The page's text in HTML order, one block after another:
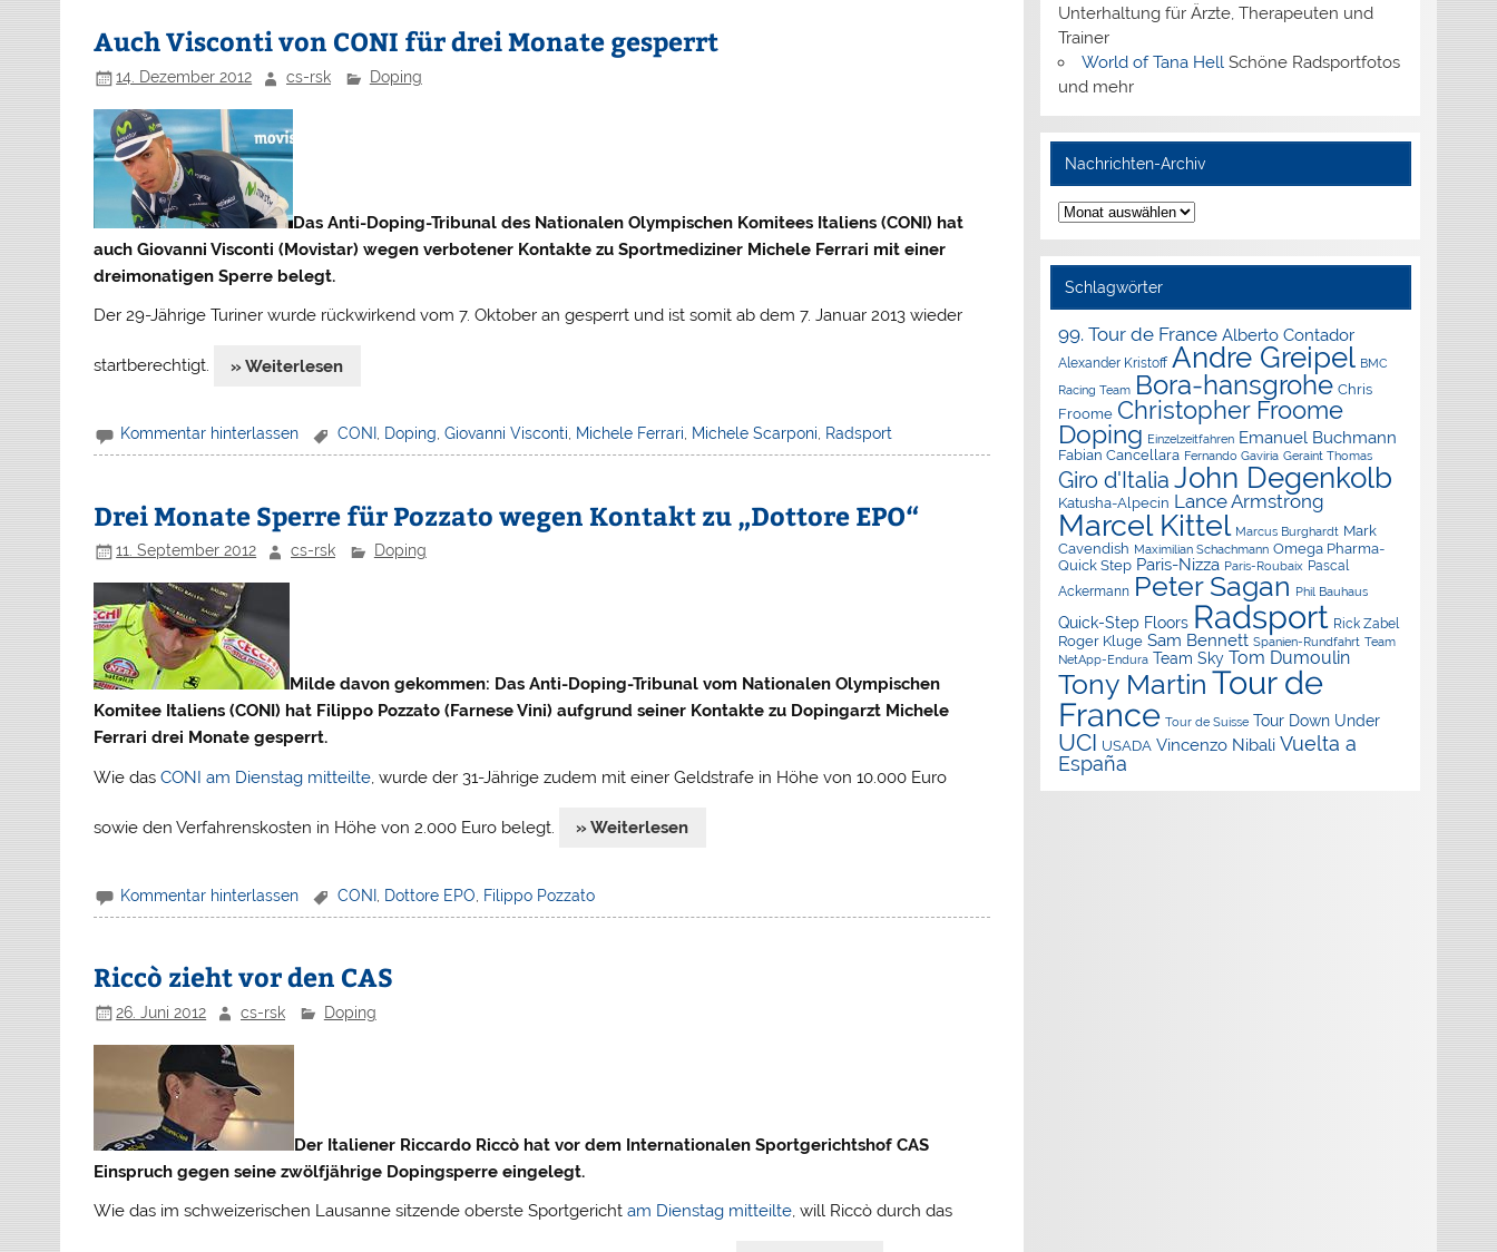
Auch Visconti von CONI für drei Monate gesperrt
14. Dezember 2012 cs-rsk Doping
Das Anti-Doping-Tribunal des Nationalen Olympischen Komitees Italiens (CONI) hat
auch Giovanni Visconti (Movistar) wegen verbotener Kontakte zu Sportmediziner Michele Ferrari mit einer
dreimonatigen Sperre belegt.
Der 29-Jährige Turiner wurde rückwirkend vom 7. Oktober an gesperrt und ist somit ab dem 7. Januar 2013 wieder
startberechtigt. » Weiterlesen
Kommentar hinterlassen CONI , Doping, Giovanni Visconti, Michele Ferrari, Michele Scarponi, Radsport
Drei Monate Sperre für Pozzato wegen Kontakt zu „Dottore EPO“
11. September 2012 cs-rsk Doping
Milde davon gekommen: Das Anti-Doping-Tribunal vom Nationalen Olympischen
Komitee Italiens (CONI) hat Filippo Pozzato (Farnese Vini) aufgrund seiner Kontakte zu Dopingarzt Michele
Ferrari drei Monate gesperrt.
Wie dasCONI am Dienstag mitteilte, wurde der 31-Jährige zudem mit einer Geldstrafe in Höhe von 10.000 Euro
sowie den Verfahrenskosten in Höhe von 2.000 Euro belegt. » Weiterlesen
Kommentar hinterlassen CONI Dottore EPO Filippo Pozzato
Riccò zieht vor den CAS
26. Juni 2012 cs-rsk Doping
Der Italiener Riccardo Riccò hat vor dem Internationalen Sportgerichtshof CAS
Einspruch gegen seine zwölfjährige Dopingsperre eingelegt.
Wie das im schweizerischen Lausanne sitzende oberste Sportgerichtam Dienstag mitteilte, will Riccò durch das
Unterhaltung für Ärzte, Therapeuten und
Trainer
World of Tana Hell Schöne Radsportfotos
und mehr
Nachrichten-Archiv
Nachrichten-
Archiv
Schlagwörter
99. Tour de France Alberto Contador
Alexander Kristoff Andre Greipel BMC
Racing Team Bora-hansgrohe Chris
Froome Christopher Froome
Doping Einzelzeitfahren Emanuel Buchmann
Fabian Cancellara Fernando Gaviria Geraint Thomas
Giro d'Italia John Degenkolb
Katusha-Alpecin Lance Armstrong
Marcel Kittel Marcus Burghardt Mark
Cavendish Maximilian Schachmann Omega Pharma-
Quick Step Paris-Nizza Paris-Roubaix Pascal
Ackermann Peter Sagan Phil Bauhaus
Quick-Step Floors Radsport Rick Zabel
Roger Kluge Sam Bennett Spanien-Rundfahrt Team
NetApp-Endura Team Sky Tom Dumoulin
Tony Martin Tour de
France Tour de Suisse Tour Down Under
UCI USADA Vincenzo Nibali Vuelta a
España